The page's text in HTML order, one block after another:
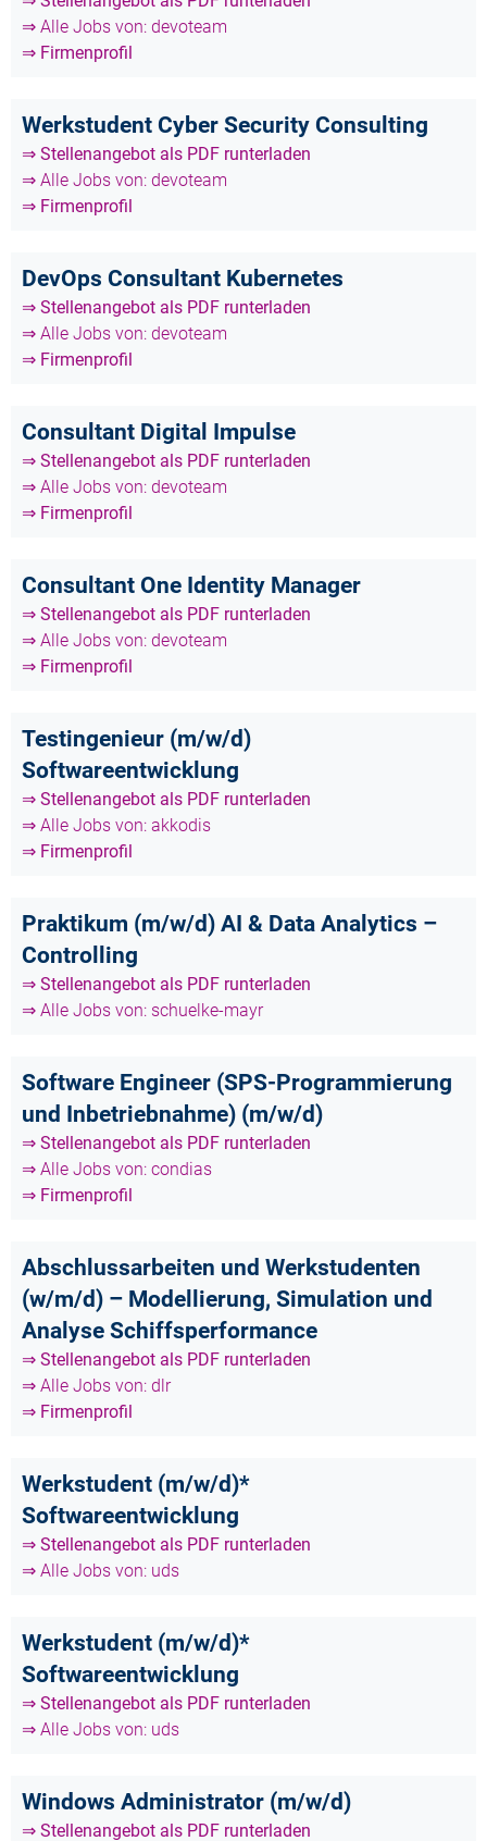
⇒ Alle Jobs von: devoteam
⇒ Firmenprofil
Werkstudent Cyber Security Consulting
⇒ Stellenangebot als PDF runterladen
⇒ Alle Jobs von: devoteam
⇒ Firmenprofil
DevOps Consultant Kubernetes
⇒ Stellenangebot als PDF runterladen
⇒ Alle Jobs von: devoteam
⇒ Firmenprofil
Consultant Digital Impulse
⇒ Stellenangebot als PDF runterladen
⇒ Alle Jobs von: devoteam
⇒ Firmenprofil
Consultant One Identity Manager
⇒ Stellenangebot als PDF runterladen
⇒ Alle Jobs von: devoteam
⇒ Firmenprofil
Testingenieur (m/w/d)
Softwareentwicklung
⇒ Stellenangebot als PDF runterladen
⇒ Alle Jobs von: akkodis
⇒ Firmenprofil
Praktikum (m/w/d) AI & Data Analytics –
Controlling
⇒ Stellenangebot als PDF runterladen
⇒ Alle Jobs von: schuelke-mayr
Software Engineer (SPS-Programmierung
und Inbetriebnahme) (m/w/d)
⇒ Stellenangebot als PDF runterladen
⇒ Alle Jobs von: condias
⇒ Firmenprofil
Abschlussarbeiten und Werkstudenten
(w/m/d) – Modellierung, Simulation und
Analyse Schiffsperformance
⇒ Stellenangebot als PDF runterladen
⇒ Alle Jobs von: dlr
⇒ Firmenprofil
Werkstudent (m/w/d)*
Softwareentwicklung
⇒ Stellenangebot als PDF runterladen
⇒ Alle Jobs von: uds
Werkstudent (m/w/d)*
Softwareentwicklung
⇒ Stellenangebot als PDF runterladen
⇒ Alle Jobs von: uds
Windows Administrator (m/w/d)
⇒ Stellenangebot als PDF runterladen